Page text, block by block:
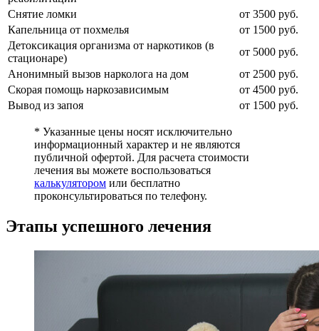
Снятие ломки
от 3500 руб.
Капельница от похмелья
от 1500 руб.
Детоксикация организма от наркотиков (в
стационаре)
от 5000 руб.
Анонимный вызов нарколога на дом
от 2500 руб.
Скорая помощь наркозависимым
от 4500 руб.
Вывод из запоя
от 1500 руб.
* Указанные цены носят исключительно
информационный характер и не являются
публичной офертой. Для расчета стоимости
лечения вы можете воспользоваться
калькулятором или бесплатно
проконсультироваться по телефону.
Этапы успешного лечения